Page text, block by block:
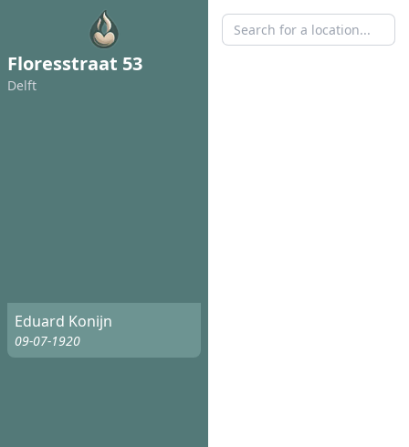
Floresstraat 53
Delft
Eduard Konijn
09-07-1920